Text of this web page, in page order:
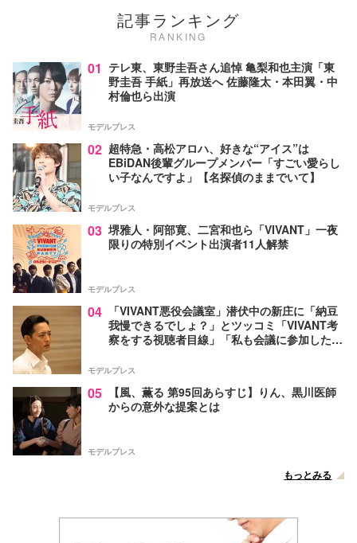
記事ランキング
RANKING
01 テレ東、東野圭吾さん追悼 亀梨和也主演「東
野圭吾 手紙」再放送へ 佐藤隆太・本田翼・中
村倫也ら出演
モデルプレス
02 超特急・高松アロハ、好きな“アイス”は
EBiDAN後輩グループメンバー「すごい愛らし
い子なんですよ」【名探偵のままでいて】
モデルプレス
03 堺雅人・阿部寛、二宮和也ら「VIVANT」一夜
限りの特別イベント出演者11人解禁
モデルプレス
04
「VIVANT悪役会議室」潜伏中の新庄に「納豆
我慢できるでしょ？」とツッコミ「VIVANT考
察をする視聴者目線」「私も会議に参加した
モデルプレス
05
【風、薫る 第95回あらすじ】りん、黒川医師
からの意外な提案とは
モデルプレス
もっとみる